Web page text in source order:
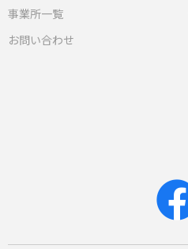
事業所一覧
お問い合わせ